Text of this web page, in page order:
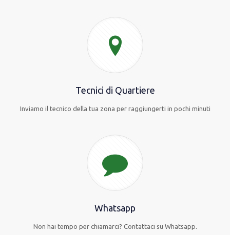
Tecnici di Quartiere
Inviamo il tecnico della tua zona per raggiungerti in pochi minuti
Whatsapp
Non hai tempo per chiamarci? Contattaci su Whatsapp.